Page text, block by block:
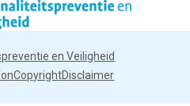
en Veiligheid
CopyrightDisclaimer